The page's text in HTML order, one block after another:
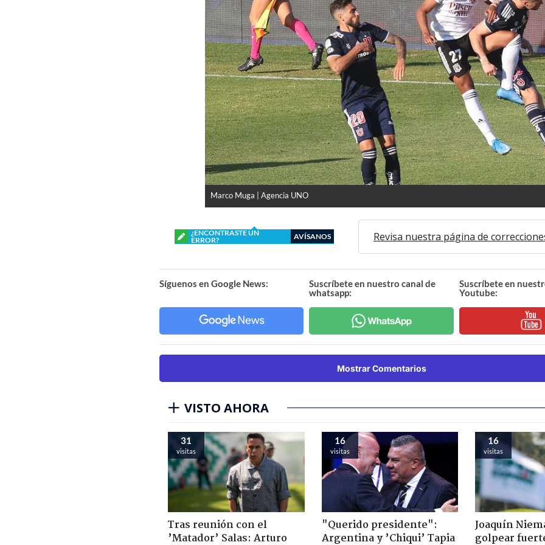
Marco Muga | Agencia UNO
¿ENCONTRASTE UN
ERROR?
AVÍSANOS Revisa nuestra página de
Síguenos en Google News:
Suscríbete en nuestro canal de
whatsapp:
Suscríbete en
Youtube:
Mostrar Comentarios
VISTO AHORA
31
visitas
Tras reunión con el
’Matador’ Salas: Arturo
16
visitas
"Querido presidente":
Argentina y ’Chiqui’ Tapia
16
visitas
Joaquín
golpear